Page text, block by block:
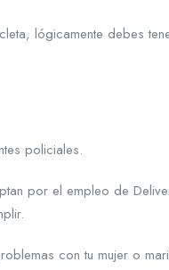
lógicamente debes
policiales.
por el empleo de
con tu mujer o